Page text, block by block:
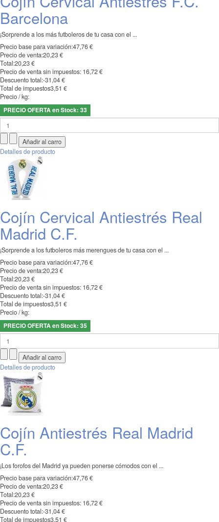
Barcelona
¡Sorprende a los más futboleros de tu casa con el ...
Precio base para variación:47,76 €
Precio de venta:20,23 €
Total:20,23 €
Precio de venta sin impuestos: 16,72 €
Descuento total:-31,04 €
Total de impuestos3,51 €
Precio / kg:
PRECIO OFERTA en Stock: 33
Detalles de producto
Cojín Cervical Antiestrés Real
Madrid C.F.
¡Sorprende a los futboleros más merengues de tu casa con el ...
Precio base para variación:47,76 €
Precio de venta:20,23 €
Total:20,23 €
Precio de venta sin impuestos: 16,72 €
Descuento total:-31,04 €
Total de impuestos3,51 €
Precio / kg:
PRECIO OFERTA en Stock: 35
Detalles de producto
Cojín Antiestrés Real Madrid
C.F.
¡Los forofos del Madrid ya pueden ponerse cómodos con el ...
Precio base para variación:47,76 €
Precio de venta:20,23 €
Total:20,23 €
Precio de venta sin impuestos: 16,72 €
Descuento total:-31,04 €
Total de impuestos3,51 €